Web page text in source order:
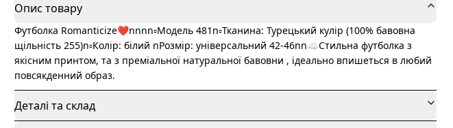
Опис товару
Футболка Romanticize❤️nnnn▫️Модель 481n▫️Тканина: Турецький кулір (100% бавовна
щільність 255)n▫️Колір: білий nРозмір: універсальний 42-46nn☁️Стильна футболка з
якісним принтом, та з преміальної натуральної бавовни , ідеально впишеться в любий
повсякденний образ.
Деталі та склад